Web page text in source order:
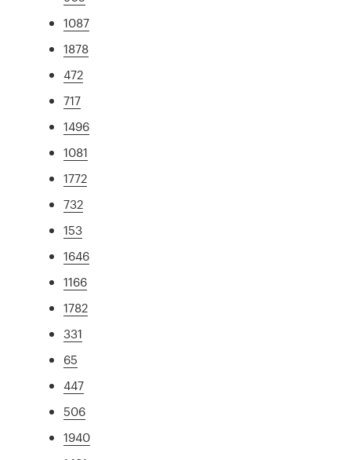
1087
1878
472
717
1496
1081
1772
732
153
1646
1166
1782
331
65
447
506
1940